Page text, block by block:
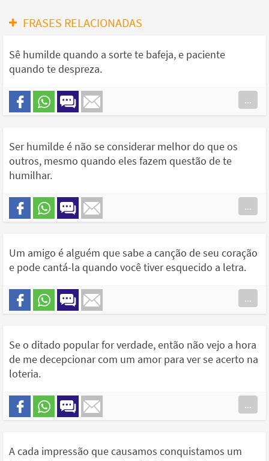
FRASES RELACIONADAS
Sê humilde quando a sorte te bafeja, e paciente
quando te despreza.
...
Ser humilde é não se considerar melhor do que os
outros, mesmo quando eles fazem questão de te
humilhar.
...
Um amigo é alguém que sabe a canção de seu coração
e pode cantá-la quando você tiver esquecido a letra.
...
Se o ditado popular for verdade, então não vejo a hora
de me decepcionar com um amor para ver se acerto na
loteria.
...
A cada impressão que causamos conquistamos um